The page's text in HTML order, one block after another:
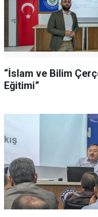
“İslam ve Bilim
Eğitimi”